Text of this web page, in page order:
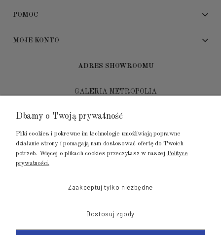
POMOC
MOJE KONTO
ADRES SHOWROOMU
GALERIA METROPOLIA
80-452 Gdańsk
tel.: 502 104 104
mail: biuro@luksusowysen.pl
Dbamy o Twoją prywatność
Pliki cookies i pokrewne im technologie umożliwiają poprawne
działanie strony i pomagają nam dostosować ofertę do Twoich
potrzeb. Więcej o plikach cookies przeczytasz w naszej Polityce
prywatności.
Zaakceptuj tylko niezbędne
Dostosuj zgody